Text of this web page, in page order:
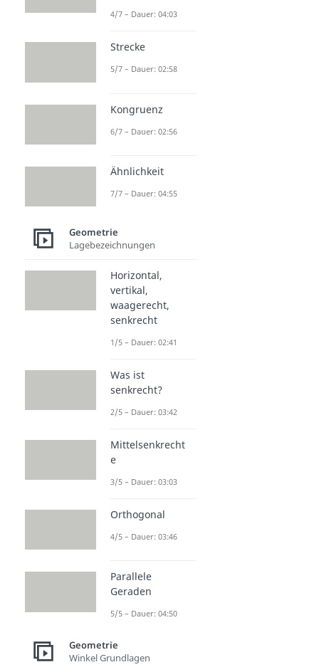
4/7 – Dauer: 04:03
Strecke
5/7 – Dauer: 02:58
Kongruenz
6/7 – Dauer: 02:56
Ähnlichkeit
7/7 – Dauer: 04:55
Geometrie
Lagebezeichnungen
Horizontal,
vertikal,
waagerecht,
senkrecht
1/5 – Dauer: 02:41
Was ist
senkrecht?
2/5 – Dauer: 03:42
Mittelsenkrecht
e
3/5 – Dauer: 03:03
Orthogonal
4/5 – Dauer: 03:46
Parallele
Geraden
5/5 – Dauer: 04:50
Geometrie
Winkel Grundlagen